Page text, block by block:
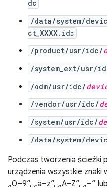
dc
/data/system/
ct_XXXX.idc
/product/usr/idc/
/system_ext/usr/
/odm/usr/idc/
/vendor/usr/idc/
/system/usr/idc/
/data/system/
Podczas tworzenia ścieżki
urządzenia wszystkie znaki
„0–9”, „a–z”, „A–Z”, „–”